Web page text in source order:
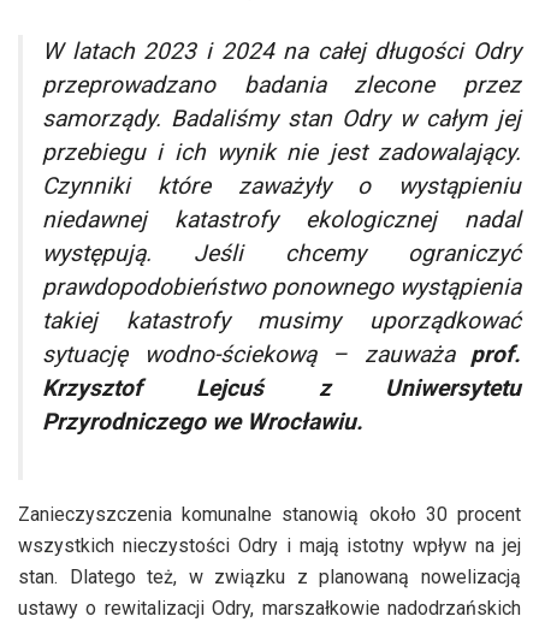
W latach 2023 i 2024 na całej długości Odry
przeprowadzano badania zlecone przez
samorządy. Badaliśmy stan Odry w całym jej
przebiegu i ich wynik nie jest zadowalający.
Czynniki które zaważyły o wystąpieniu
niedawnej katastrofy ekologicznej nadal
występują. Jeśli chcemy ograniczyć
prawdopodobieństwo ponownego wystąpienia
takiej katastrofy musimy uporządkować
sytuację wodno-ściekową– zauważa prof.
Krzysztof Lejcuś z Uniwersytetu
Przyrodniczego we Wrocławiu.
Zanieczyszczenia komunalne stanowią około 30 procent
wszystkich nieczystości Odry i mają istotny wpływ na jej
stan. Dlatego też, w związku z planowaną nowelizacją
ustawy o rewitalizacji Odry, marszałkowie nadodrzańskich